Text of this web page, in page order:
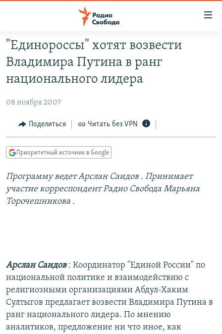
упрощенного
доступа
основному
Вернутся
главной
навигации
Вернутся
поиску
ПРОГРАММЫ
ПОДКАСТЫ
ЦИТАТЫ СВОБОДЫ
МНЕНИЯ
IDEL.РЕАЛИИ
КАВКАЗ.РЕАЛИИ
СЕВЕР.РЕАЛИИ
СОЦИАЛЬНЫЕ СЕТИ
"Единороссы" хотят возвести
Владимира Путина в ранг
национального лидера
08 ноября 2007
Поделиться Читать без VPN
Приоритетный источник в Google
Программу ведет Арслан Саидов . Принимает
участие корреспондент Радио Свобода Марьяна
Торочешникова .
Арслан Саидов : Координатор "Единой России" по
национальной политике и взаимодействию с
религиозными организациями Абдул-Хаким
Султыгов предлагает возвести Владимира Путина в
ранг национального лидера. По мнению
аналитиков, предложение ни что иное, как